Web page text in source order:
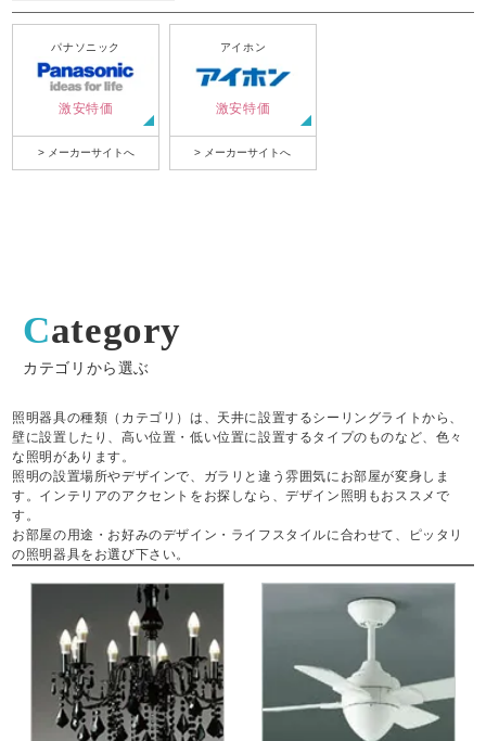
パナソニック
激安特価
> メーカーサイトへ
アイホン
激安特価
> メーカーサイトへ
Category
カテゴリから選ぶ
照明器具の種類（カテゴリ）は、天井に設置するシーリングライトから、
壁に設置したり、高い位置・低い位置に設置するタイプのものなど、色々
な照明があります。
照明の設置場所やデザインで、ガラリと違う雰囲気にお部屋が変身しま
す。インテリアのアクセントをお探しなら、デザイン照明もおススメで
す。
お部屋の用途・お好みのデザイン・ライフスタイルに合わせて、ピッタリ
の照明器具をお選び下さい。